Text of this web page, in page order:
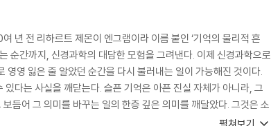
년 전 리하르트 제몬이 엔그램이라 이름 붙인 ‘기억의 물리적 흔
순간까지, 신경과학의 대담한 모험을 그려낸다. 이제 신경과학으로
영 잃은 줄 알았던 순간을 다시 불러내는 일이 가능해진 것이다.
다는 사실을 깨닫는다. 슬픈 기억은 아픈 진실 자체가 아니라, 그
듬어 그 의미를 바꾸는 일의 한층 깊은 의미를 깨달았다. 그것은 소
한 모든 이를 이해하는 일이다. 많은 뇌과학 책 중 오랫동안 기억에
펼쳐보기